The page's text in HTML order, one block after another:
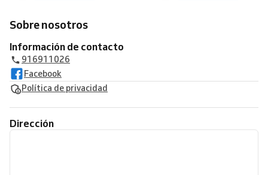
Sobre nosotros
Información de contacto
916911026
Facebook
Política de privacidad
Dirección